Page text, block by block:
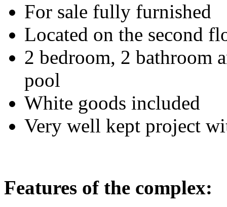
For sale fully furnished
Located on the second
2 bedroom, 2 bathroom
pool
White goods included
Very well kept project
Features of the complex: